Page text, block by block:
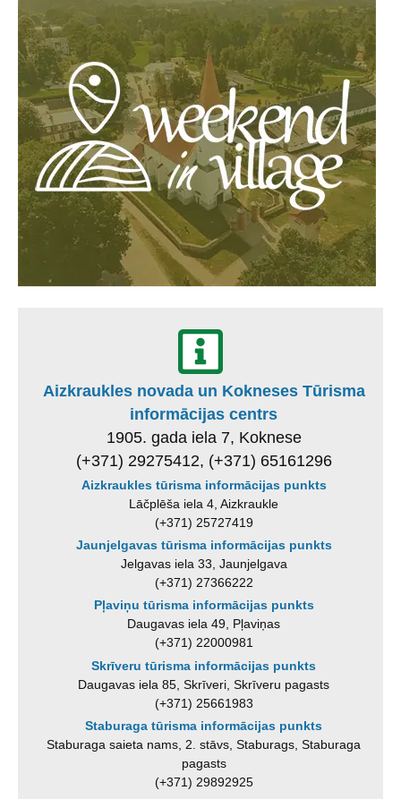
Aizkraukles novada un Kokneses Tūrisma
informācijas centrs
1905. gada iela 7, Koknese
(+371) 29275412, (+371) 65161296
Aizkraukles tūrisma informācijas punkts
Lāčplēša iela 4, Aizkraukle
(+371) 25727419
Jaunjelgavas tūrisma informācijas punkts
Jelgavas iela 33, Jaunjelgava
(+371) 27366222
Pļaviņu tūrisma informācijas punkts
Daugavas iela 49, Pļaviņas
(+371) 22000981
Skrīveru tūrisma informācijas punkts
Daugavas iela 85, Skrīveri, Skrīveru pagasts
(+371) 25661983
Staburaga tūrisma informācijas punkts
Staburaga saieta nams, 2. stāvs, Staburags, Staburaga
pagasts
(+371) 29892925